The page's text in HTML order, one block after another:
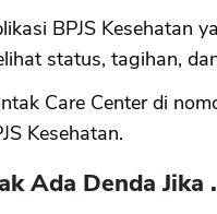
BPJS Kesehatan
status, tagihan,
Care Center di
Kesehatan.
Ada Denda Jika